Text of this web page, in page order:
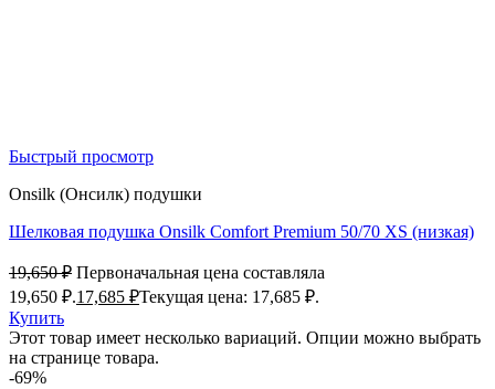
Быстрый просмотр
Onsilk (Онсилк) подушки
Шелковая подушка Onsilk Comfort Premium 50/70 XS (низкая)
19,650₽ Первоначальная цена составляла
19,650 ₽.17,685 ₽Текущая цена: 17,685 ₽.
Купить
Этот товар имеет несколько вариаций. Опции можно выбрать
на странице товара.
-69%